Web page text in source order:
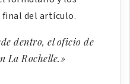
del artículo.
dentro, el oficio de
La Rochelle.»